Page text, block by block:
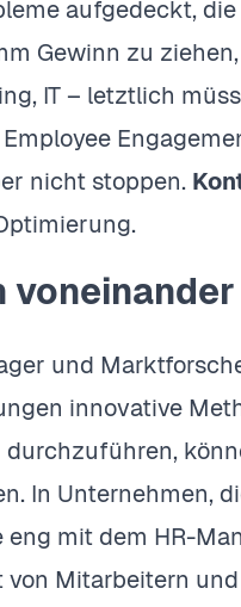
aufgedeckt,
Gewinn zu
IT – letztlich
nicht stoppen.
voneinander
und
innovative
In Unternehmen,
mit dem HR-
Mitarbeitern